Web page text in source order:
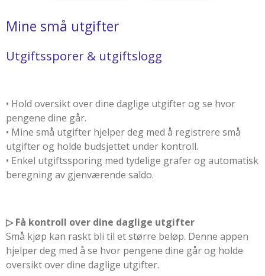
Mine små utgifter
Utgiftssporer & utgiftslogg
• Hold oversikt over dine daglige utgifter og se hvor
pengene dine går.
• Mine små utgifter hjelper deg med å registrere små
utgifter og holde budsjettet under kontroll.
• Enkel utgiftssporing med tydelige grafer og automatisk
beregning av gjenværende saldo.
▷ Få kontroll over dine daglige utgifter
Små kjøp kan raskt bli til et større beløp. Denne appen
hjelper deg med å se hvor pengene dine går og holde
oversikt over dine daglige utgifter.